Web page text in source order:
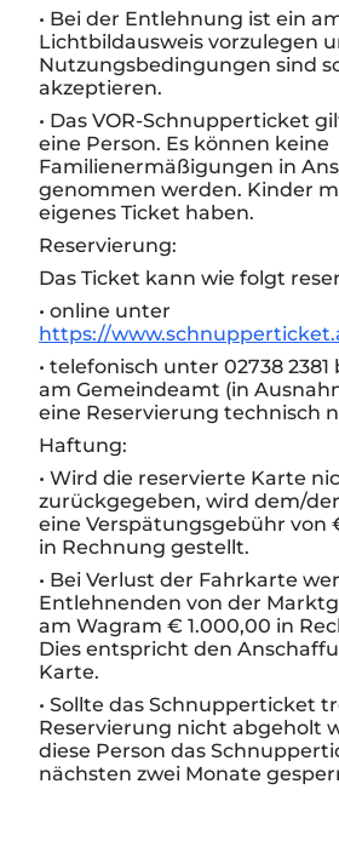
• Bei der Entlehnung ist ein
Lichtbildausweis vorzulegen
Nutzungsbedingungen sind
akzeptieren.
• Das VOR-Schnupperticket
eine Person. Es können keine
Familienermäßigungen in
genommen werden. Kinder
eigenes Ticket haben.
Reservierung:
Das Ticket kann wie folgt
• online unter
https://
• telefonisch unter 02738
am Gemeindeamt (in
eine Reservierung technisch
Haftung:
• Wird die reservierte Karte
zurückgegeben, wird dem/
eine Verspätungsgebühr von
in Rechnung gestellt.
• Bei Verlust der Fahrkarte
Entlehnenden von der
am Wagram € 1.000,00 in
Dies entspricht den
Karte.
• Sollte das Schnupperticket
Reservierung nicht abgeholt
diese Person das
nächsten zwei Monate